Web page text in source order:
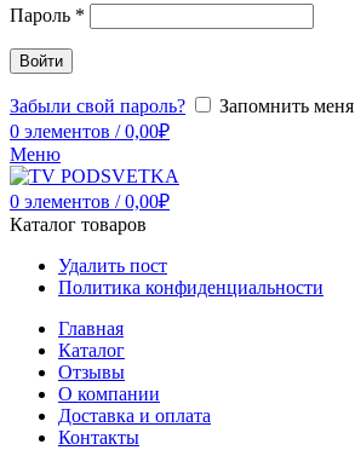
Пароль *
Войти
Забыли свой пароль?
Запомнить меня
0 элементов / 0,00₽
Меню
0 элементов / 0,00₽
Каталог товаров
Удалить пост
Политика конфиденциальности
Главная
Каталог
Отзывы
О компании
Доставка и оплата
Контакты